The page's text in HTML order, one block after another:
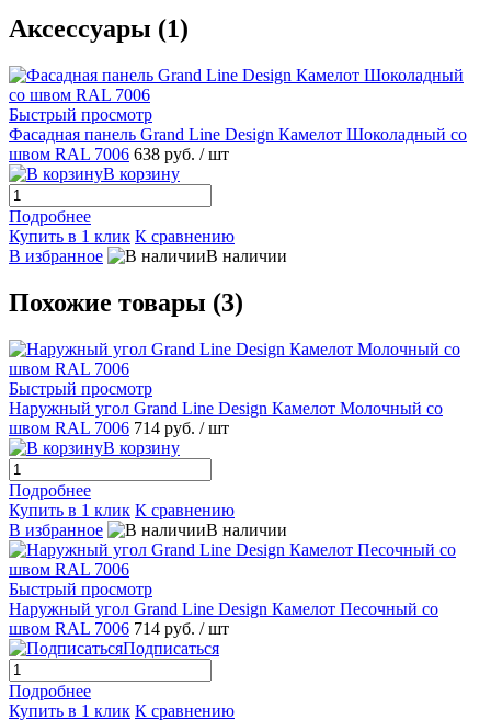
Аксессуары (1)
Быстрый просмотр
Фасадная панель Grand Line Design Камелот Шоколадный со
швом RAL 7006 638 руб. / шт
В корзину
Подробнее
Купить в 1 клик К сравнению
В избранное
В наличии
Похожие товары (3)
Быстрый просмотр
Наружный угол Grand Line Design Камелот Молочный со
швом RAL 7006 714 руб. / шт
В корзину
Подробнее
Купить в 1 клик К сравнению
В избранное
В наличии
Быстрый просмотр
Наружный угол Grand Line Design Камелот Песочный со
швом RAL 7006 714 руб. / шт
Подписаться
Подробнее
Купить в 1 клик К сравнению